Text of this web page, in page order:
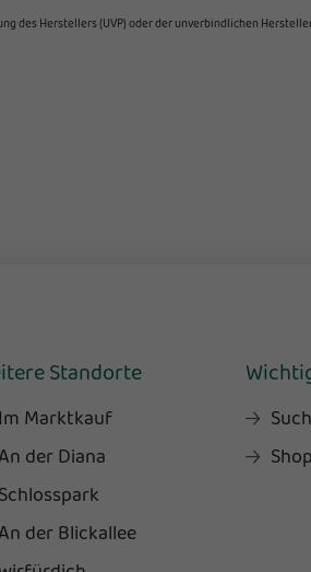
des Herstellers (UVP) oder der unverbindlichen
Standorte
Im Marktkauf
der Diana
Schlosspark
der Blickallee
Shop